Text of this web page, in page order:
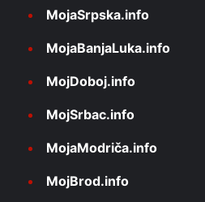
MojaSrpska.info
MojaBanjaLuka.info
MojDoboj.info
MojSrbac.info
MojaModriča.info
MojBrod.info